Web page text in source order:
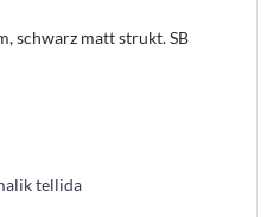
schwarz matt strukt. SB
tellida